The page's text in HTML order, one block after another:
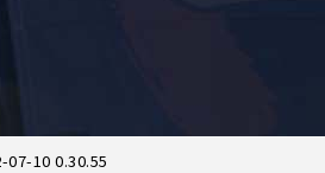
07-10 0.30.55